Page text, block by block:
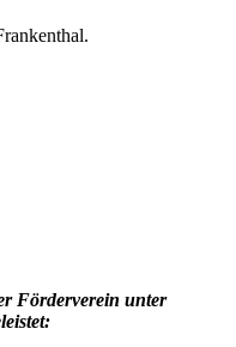
Förderverein unter